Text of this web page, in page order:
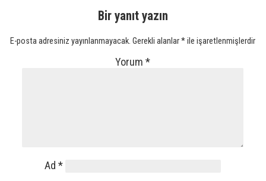
Bir yanıt yazın
E-posta adresiniz yayınlanmayacak. Gerekli alanlar*ile işaretlenmişlerdir
Yorum*
Ad*